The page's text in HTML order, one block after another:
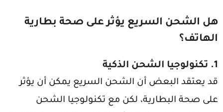
هل الشحن السريع يؤثر على صحة بطارية
الهاتف؟
1.
تكنولوجيا الشحن الذكية
قد يعتقد البعض أن الشحن السريع يمكن أن يؤثر
على صحة البطارية، لكن مع تكنولوجيا الشحن